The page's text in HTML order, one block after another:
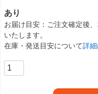
あり
お届け目安
ご注文確定後
いたします。
在庫・発送目安について詳